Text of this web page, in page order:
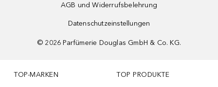
AGB und Widerrufsbelehrung
Datenschutzeinstellungen
© 2026 Parfümerie Douglas GmbH & Co. KG.
TOP-MARKEN TOP PRODUKTE